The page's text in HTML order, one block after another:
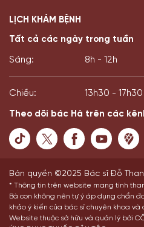
LỊCH KHÁM BỆNH
Tất cả các ngày trong tuần
Sáng: 8h - 12h
Chiều: 13h30 - 17h30
Theo dõi bác Hà trên các
Bản quyền ©2025 Bác sĩ Đỗ
* Thông tin trên website mang tính
Bà con không nên tự ý áp dụng chẩn
khảo ý kiến của bác sĩ chuyên khoa và
Website thuộc sở hữu và quản lý bởi